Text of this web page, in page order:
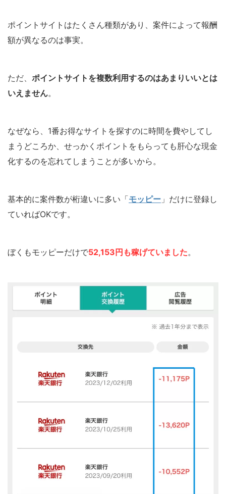
ポイントサイトはたくさん種類があり、案件によって報酬
額が異なるのは事実。
ただ、 ポイントサイトを複数利用するのはあまりいいとは
いえません。
なぜなら、1番お得なサイトを探すのに時間を費やしてし
まうどころか、せっかくポイントをもらっても肝心な現金
化するのを忘れてしまうことが多いから。
基本的に案件数が桁違いに多い「モッピー 」だけに登録し
ていればOKです。
ぼくもモッピーだけで52,153円も稼げていました。